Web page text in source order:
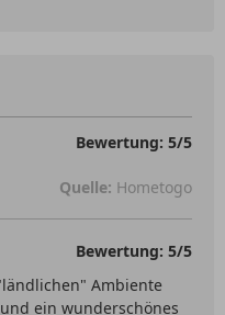
Bewertung: 5/5
Quelle: Hometogo
Bewertung: 5/5
Ambiente
ein wunderschönes